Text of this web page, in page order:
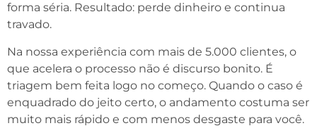
forma séria. Resultado: perde dinheiro e continua
travado.
Na nossa experiência com mais de 5.000 clientes, o
que acelera o processo não é discurso bonito. É
triagem bem feita logo no começo. Quando o caso é
enquadrado do jeito certo, o andamento costuma ser
muito mais rápido e com menos desgaste para você.